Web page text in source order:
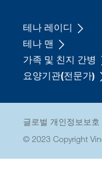
테나 레이디
테나 맨
가족 및 친지 간병
요양기관(전문가)
(Tena)
Footer
(All)
글로벌 개인정보보호
© 2023 Copyright